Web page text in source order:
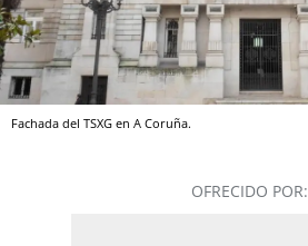
Fachada del TSXG en A Coruña.
OFRECIDO POR: